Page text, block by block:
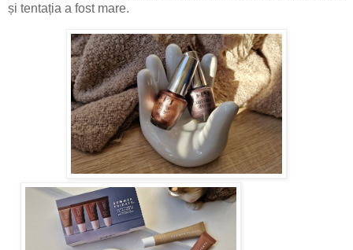
și tentația a fost mare.